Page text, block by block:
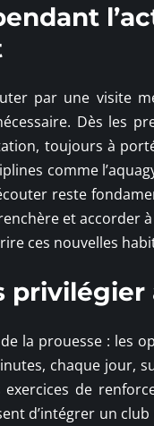
par une visite
Dès les
toujours à
comme
reste
et accorder
ces nouvelles
la prouesse : les
chaque jour,
de
d’intégrer un